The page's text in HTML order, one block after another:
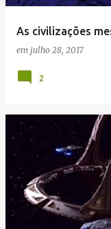
As civilizações
em julho 28, 2017
2